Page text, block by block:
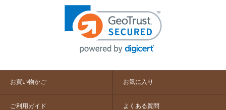
お買い物かご お気に入り
ご利用ガイド よくある質問